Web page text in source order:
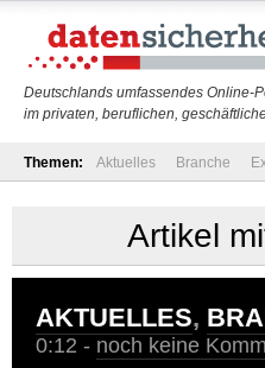
Deutschlands umfassendes Online-
im privaten, beruflichen,
Themen: Aktuelles Branche
Artikel
AKTUELLES,
0:12 - noch keine